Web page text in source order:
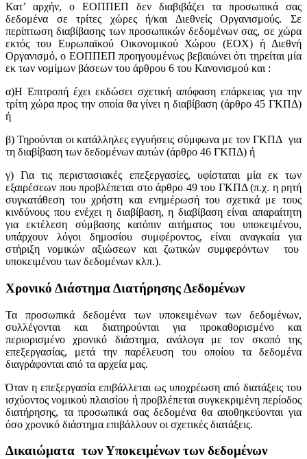
Κατ’ αρχήν, ο ΕΟΠΠΕΠ δεν διαβιβάζει τα προσωπικά σας
δεδομένα σε τρίτες χώρες ή/και Διεθνείς Οργανισμούς. Σε
περίπτωση διαβίβασης των προσωπικών δεδομένων σας, σε χώρα
εκτός του Ευρωπαϊκού Οικονομικού Χώρου (ΕΟΧ) ή Διεθνή
Οργανισμό, ο ΕΟΠΠΕΠ προηγουμένως βεβαιώνει ότι τηρείται μία
εκ των νομίμων βάσεων του άρθρου 6 του Κανονισμού και :
α)Η Επιτροπή έχει εκδώσει σχετική απόφαση επάρκειας για την
τρίτη χώρα προς την οποία θα γίνει η διαβίβαση (άρθρο 45 ΓΚΠΔ)
ή
β) Τηρούνται οι κατάλληλες εγγυήσεις σύμφωνα με τον ΓΚΠΔ για
τη διαβίβαση των δεδομένων αυτών (άρθρο 46 ΓΚΠΔ) ή
γ) Για τις περιστασιακές επεξεργασίες, υφίσταται μία εκ των
εξαιρέσεων που προβλέπεται στο άρθρο 49 του ΓΚΠΔ (π.χ. η ρητή
συγκατάθεση του χρήστη και ενημέρωσή του σχετικά με τους
κινδύνους που ενέχει η διαβίβαση, η διαβίβαση είναι απαραίτητη
για εκτέλεση σύμβασης κατόπιν αιτήματος του υποκειμένου,
υπάρχουν λόγοι δημοσίου συμφέροντος, είναι αναγκαία για
στήριξη νομικών αξιώσεων και ζωτικών συμφερόντων του
υποκειμένου των δεδομένων κλπ.).
Χρονικό Διάστημα Διατήρησης Δεδομένων
Τα προσωπικά δεδομένα των υποκειμένων των δεδομένων,
συλλέγονται και διατηρούνται για προκαθορισμένο και
περιορισμένο χρονικό διάστημα, ανάλογα με τον σκοπό της
επεξεργασίας, μετά την παρέλευση του οποίου τα δεδομένα
διαγράφονται από τα αρχεία μας.
Όταν η επεξεργασία επιβάλλεται ως υποχρέωση από διατάξεις του
ισχύοντος νομικού πλαισίου ή προβλέπεται συγκεκριμένη περίοδος
διατήρησης, τα προσωπικά σας δεδομένα θα αποθηκεύονται για
όσο χρονικό διάστημα επιβάλλουν οι σχετικές διατάξεις.
Δικαιώματα τωνΥποκειμένων των δεδομένων